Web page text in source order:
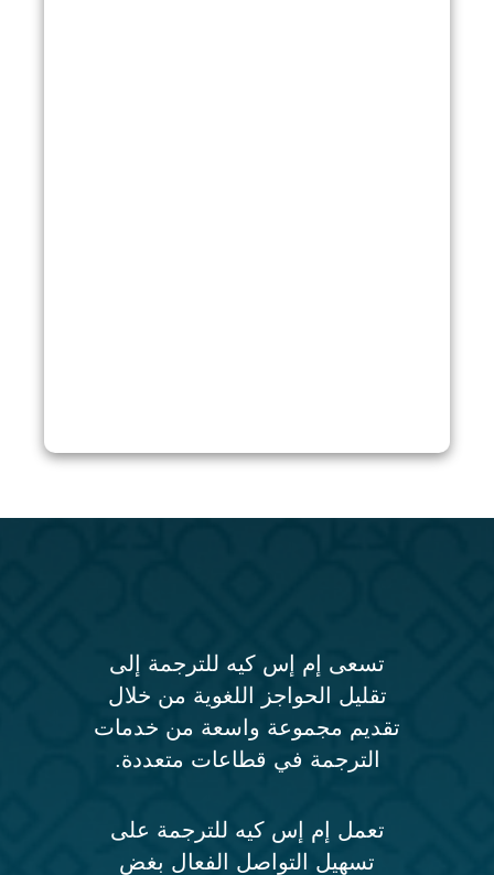
تسعى إم إس كيه للترجمة إلى
تقليل الحواجز اللغوية من خلال
تقديم مجموعة واسعة من خدمات
الترجمة في قطاعات متعددة.
تعمل إم إس كيه للترجمة على
تسهيل التواصل الفعال بغض